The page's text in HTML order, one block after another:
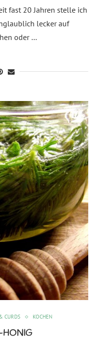
fast 20 Jahren stelle ich
lecker auf
oder …
CURDS KOCHEN
HONIG